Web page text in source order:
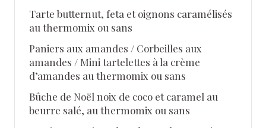
Tarte butternut, feta et oignons caramélisés
au thermomix ou sans
Paniers aux amandes / Corbeilles aux
amandes / Mini tartelettes à la crème
d’amandes au thermomix ou sans
Bûche de Noël noix de coco et caramel au
beurre salé, au thermomix ou sans